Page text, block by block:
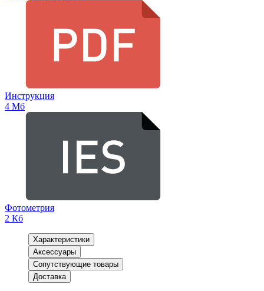
Инструкция
4 Мб
Фотометрия
2 Кб
Характеристики
Аксессуары
Сопутствующие товары
Доставка